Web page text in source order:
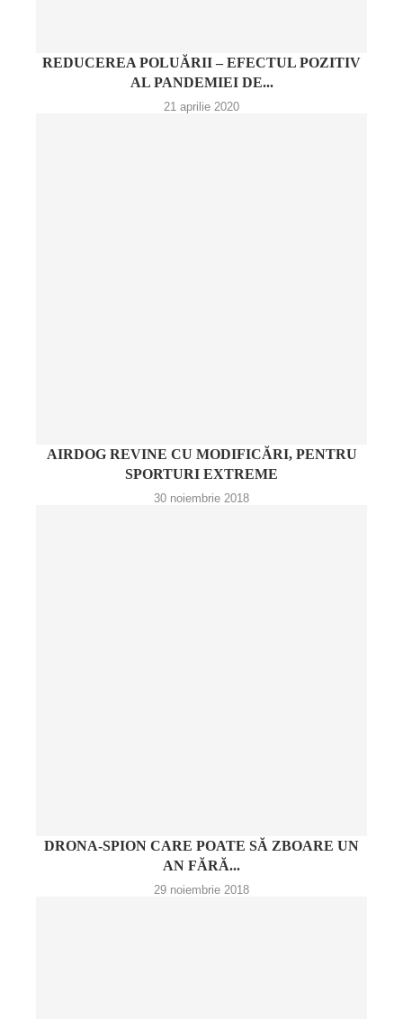
REDUCEREA POLUĂRII – EFECTUL POZITIV
AL PANDEMIEI DE...
21 aprilie 2020
AIRDOG REVINE CU MODIFICĂRI, PENTRU
SPORTURI EXTREME
30 noiembrie 2018
DRONA-SPION CARE POATE SĂ ZBOARE UN
AN FĂRĂ...
29 noiembrie 2018